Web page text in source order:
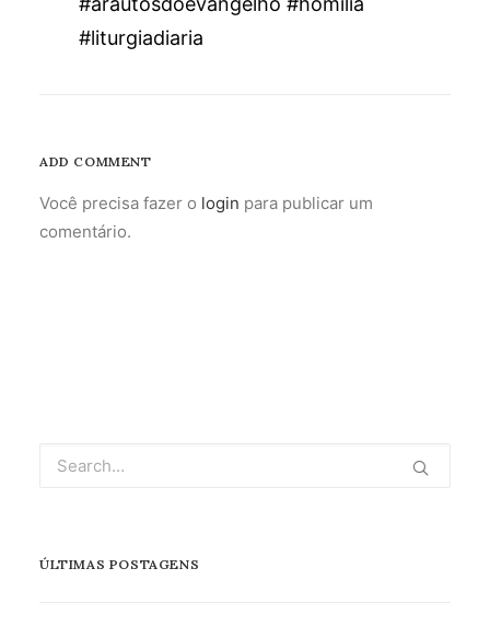
#liturgiadiaria
ADD COMMENT
Você precisa fazer o login para publicar um
comentário.
ÚLTIMAS POSTAGENS